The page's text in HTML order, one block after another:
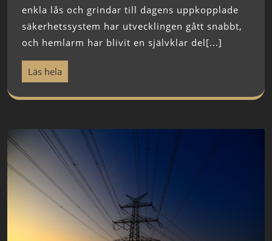
enkla lås och grindar till dagens uppkopplade
säkerhetssystem har utvecklingen gått snabbt,
och hemlarm har blivit en självklar del[...]
Läs hela